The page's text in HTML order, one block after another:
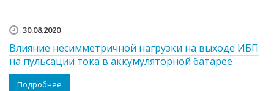
30.08.2020
Влияние несимметричной нагрузки на выходе ИБП
на пульсации тока в аккумуляторной батарее
Подробнее